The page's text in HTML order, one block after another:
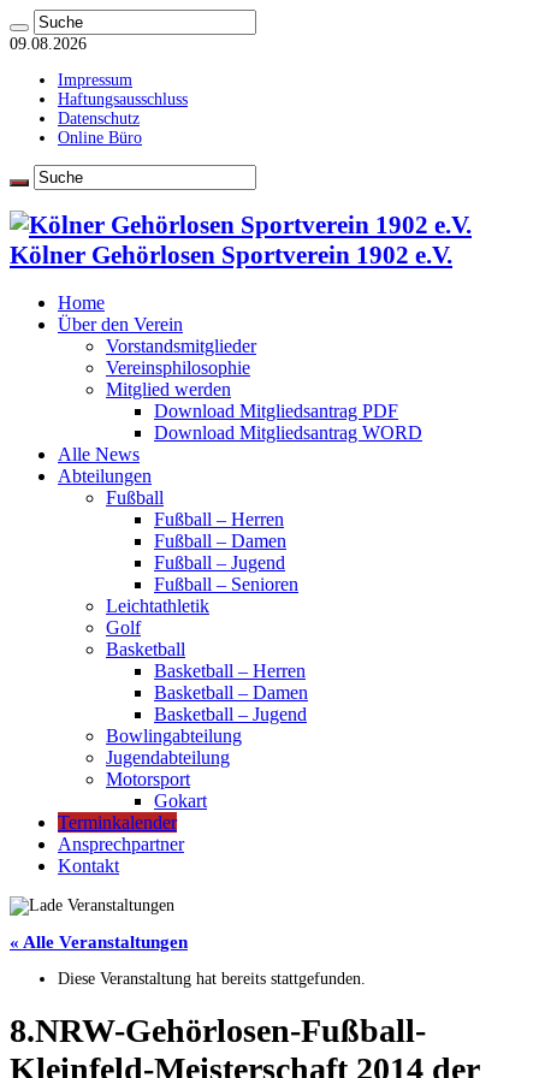
09.08.2026
Impressum
Haftungsausschluss
Datenschutz
Online Büro
Kölner Gehörlosen Sportverein 1902 e.V.
Home
Über den Verein
Vorstandsmitglieder
Vereinsphilosophie
Mitglied werden
Download Mitgliedsantrag PDF
Download Mitgliedsantrag WORD
Alle News
Abteilungen
Fußball
Fußball – Herren
Fußball – Damen
Fußball – Jugend
Fußball – Senioren
Leichtathletik
Golf
Basketball
Basketball – Herren
Basketball – Damen
Basketball – Jugend
Bowlingabteilung
Jugendabteilung
Motorsport
Gokart
Terminkalender
Ansprechpartner
Kontakt
« Alle Veranstaltungen
Diese Veranstaltung hat bereits stattgefunden.
8.NRW-Gehörlosen-Fußball-
Kleinfeld-Meisterschaft 2014 der